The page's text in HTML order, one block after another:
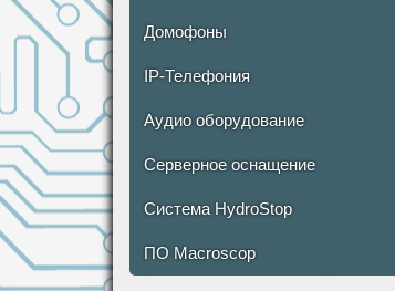
Домофоны
IP-Телефония
Аудио оборудование
Серверное оснащение
Система HydroStop
ПО Macroscop